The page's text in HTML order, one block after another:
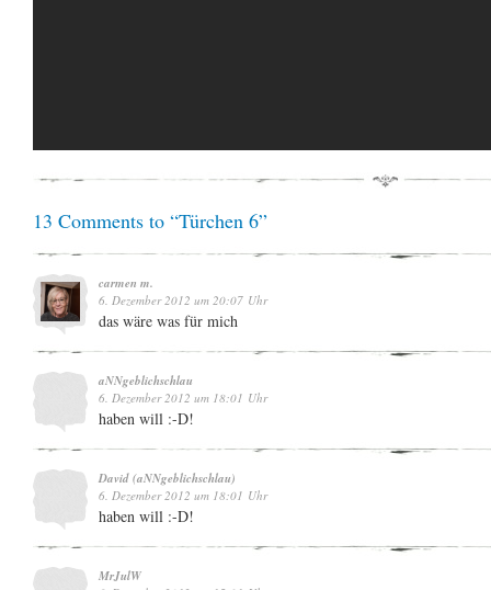
13 Comments to “Türchen 6”
carmen m.
6. Dezember 2012 um 20:07 Uhr
das wäre was für mich
aNNgeblichschlau
6. Dezember 2012 um 18:01 Uhr
haben will :-D!
David (aNNgeblichschlau)
6. Dezember 2012 um 18:01 Uhr
haben will :-D!
MrJulW